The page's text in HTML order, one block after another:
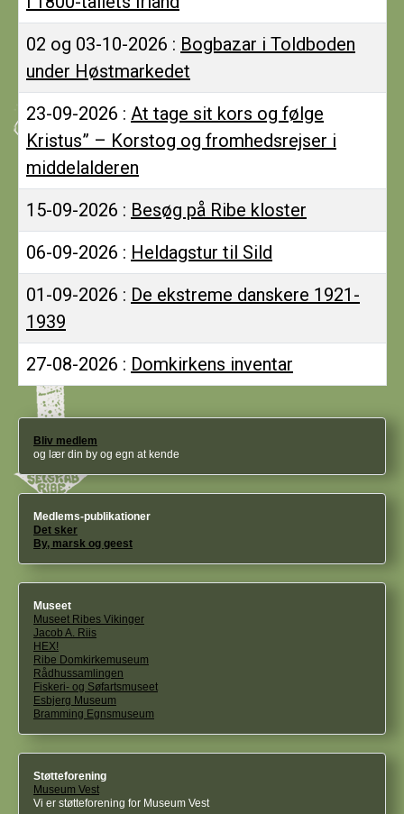
Artikler
02 og 03-10-2026 : Bogbazar i Toldboden
under Høstmarkedet
23-09-2026 : At tage sit kors og følge
Kristus” – Korstog og fromhedsrejser i
middelalderen
15-09-2026 : Besøg på Ribe kloster
06-09-2026 : Heldagstur til Sild
01-09-2026 : De ekstreme danskere 1921-
1939
27-08-2026 : Domkirkens inventar
Bliv medlem
og lær din by og egn at kende
Medlems-publikationer
Det sker
By, marsk og geest
Museet
Museet Ribes Vikinger
Jacob A. Riis
HEX!
Ribe Domkirkemuseum
Rådhussamlingen
Fiskeri- og Søfartsmuseet
Esbjerg Museum
Bramming Egnsmuseum
Støtteforening
Museum Vest
Vi er støtteforening for Museum Vest